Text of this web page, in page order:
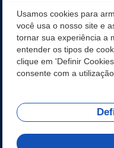
NOTÍCIAS
APLICATIVO
REDES SOCIAIS
Usamos cookies para
você usa o nosso site e
tornar sua experiência a
entender os tipos de
clique em 'Definir
consente com a